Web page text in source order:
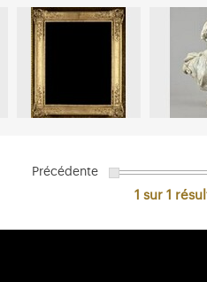
Précédente
1 sur 1